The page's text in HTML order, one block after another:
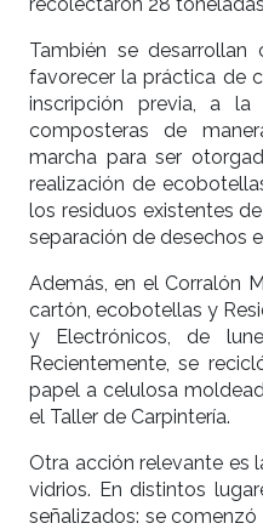
También se desarrollan
favorecer la práctica de
inscripción previa, a
composteras de
marcha para ser
realización de
los residuos existentes
separación de desechos
Además, en el Corralón
cartón, ecobotellas y
y Electrónicos, de
Recientemente, se
papel a celulosa
el Taller de Carpintería.
Otra acción relevante es
vidrios. En distintos
señalizados: se